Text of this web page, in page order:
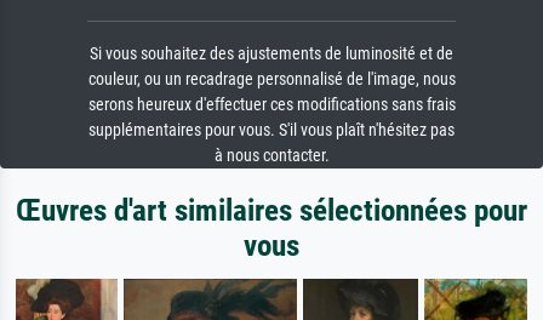
Si vous souhaitez des ajustements de luminosité et de
couleur, ou un recadrage personnalisé de l'image, nous
serons heureux d'effectuer ces modifications sans frais
supplémentaires pour vous. S'il vous plaît n'hésitez pas
à nous contacter.
Œuvres d'art similaires sélectionnées pour
vous